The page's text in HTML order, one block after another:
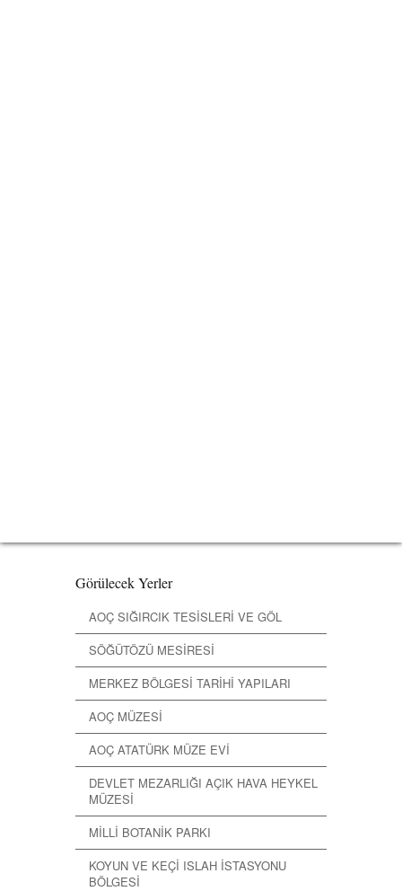
Görülecek Yerler
AOÇ SIĞIRCIK TESİSLERİ VE GÖL
SÖĞÜTÖZÜ MESİRESİ
MERKEZ BÖLGESİ TARİHİ YAPILARI
AOÇ MÜZESİ
AOÇ ATATÜRK MÜZE EVİ
DEVLET MEZARLIĞI AÇIK HAVA HEYKEL
MÜZESİ
MİLLİ BOTANİK PARKI
KOYUN VE KEÇİ ISLAH İSTASYONU
BÖLGESİ